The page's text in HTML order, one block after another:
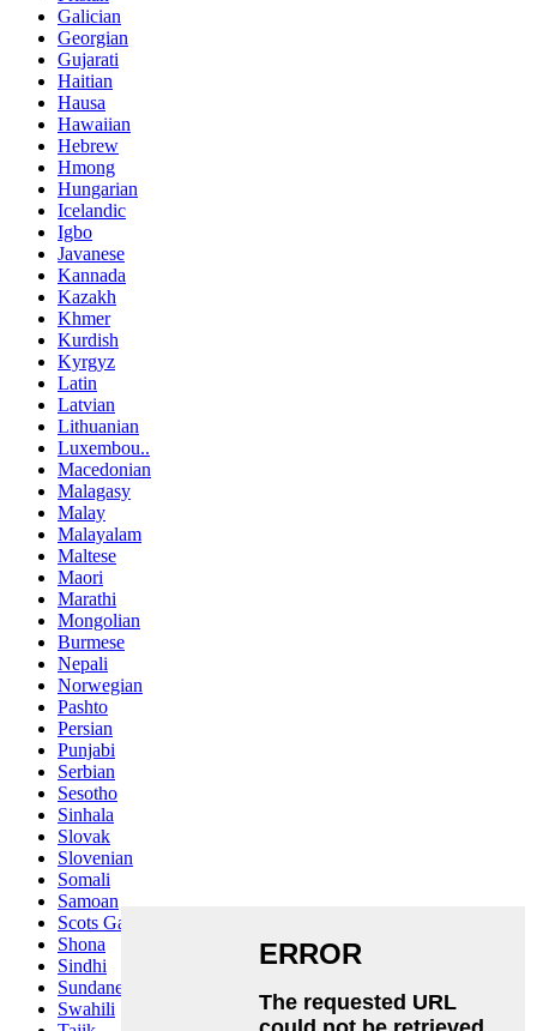
Galician
Georgian
Gujarati
Haitian
Hausa
Hawaiian
Hebrew
Hmong
Hungarian
Icelandic
Igbo
Javanese
Kannada
Kazakh
Khmer
Kurdish
Kyrgyz
Latin
Latvian
Lithuanian
Luxembou..
Macedonian
Malagasy
Malay
Malayalam
Maltese
Maori
Marathi
Mongolian
Burmese
Nepali
Norwegian
Pashto
Persian
Punjabi
Serbian
Sesotho
Sinhala
Slovak
Slovenian
Somali
Samoan
Scots Gaelic
Shona
Sindhi
Sundanese
Swahili